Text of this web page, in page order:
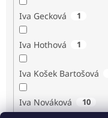
Iva Gecková 1
Iva Hothová 1
Iva Košek Bartošová
Iva Nováková 10